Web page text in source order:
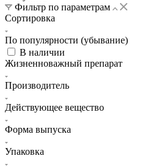
Фильтр по параметрам
Сортировка
По популярности (убывание)
В наличии
Жизненноважный препарат
Производитель
Действующее вещество
Форма выпуска
Упаковка